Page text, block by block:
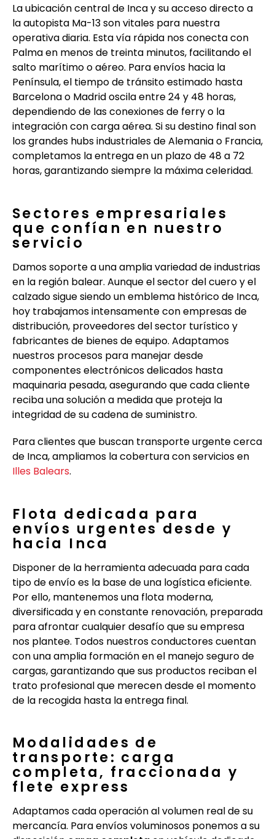
La ubicación central de Inca y su acceso directo a
la autopista Ma-13 son vitales para nuestra
operativa diaria. Esta vía rápida nos conecta con
Palma en menos de treinta minutos, facilitando el
salto marítimo o aéreo. Para envíos hacia la
Península, el tiempo de tránsito estimado hasta
Barcelona o Madrid oscila entre 24 y 48 horas,
dependiendo de las conexiones de ferry o la
integración con carga aérea. Si su destino final son
los grandes hubs industriales de Alemania o Francia,
completamos la entrega en un plazo de 48 a 72
horas, garantizando siempre la máxima celeridad.
Sectores empresariales
que confían en nuestro
servicio
Damos soporte a una amplia variedad de industrias
en la región balear. Aunque el sector del cuero y el
calzado sigue siendo un emblema histórico de Inca,
hoy trabajamos intensamente con empresas de
distribución, proveedores del sector turístico y
fabricantes de bienes de equipo. Adaptamos
nuestros procesos para manejar desde
componentes electrónicos delicados hasta
maquinaria pesada, asegurando que cada cliente
reciba una solución a medida que proteja la
integridad de su cadena de suministro.
Para clientes que buscan transporte urgente cerca
de Inca, ampliamos la cobertura con servicios en
Illes Balears.
Flota dedicada para
envíos urgentes desde y
hacia Inca
Disponer de la herramienta adecuada para cada
tipo de envío es la base de una logística eficiente.
Por ello, mantenemos una flota moderna,
diversificada y en constante renovación, preparada
para afrontar cualquier desafío que su empresa
nos plantee. Todos nuestros conductores cuentan
con una amplia formación en el manejo seguro de
cargas, garantizando que sus productos reciban el
trato profesional que merecen desde el momento
de la recogida hasta la entrega final.
Modalidades de
transporte: carga
completa, fraccionada y
flete express
Adaptamos cada operación al volumen real de su
mercancía. Para envíos voluminosos ponemos a su